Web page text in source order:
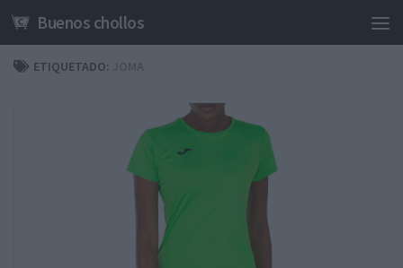
Saltar al contenido
Buenos chollos
ETIQUETADO: